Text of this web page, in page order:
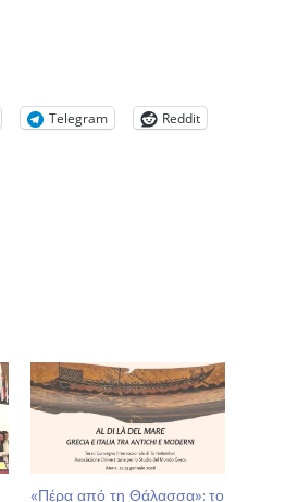
Telegram
Reddit
«Πέρα από τη Θάλασσα»: το